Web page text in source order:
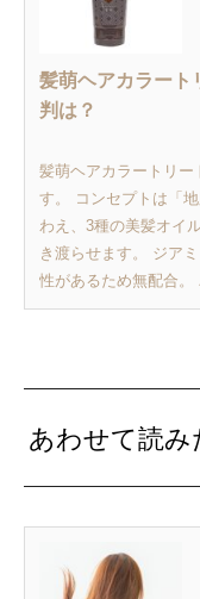
髪萌ヘアカラート
判は？
髪萌ヘアカラートリ
す。 コンセプトは「
わえ、3種の美髪オイ
き渡らせます。 ジア
性があるため無配合。
あわせて読み